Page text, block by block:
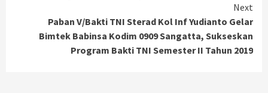
Next
Paban V/Bakti TNI Sterad Kol Inf Yudianto Gelar
Bimtek Babinsa Kodim 0909 Sangatta, Sukseskan
Program Bakti TNI Semester II Tahun 2019